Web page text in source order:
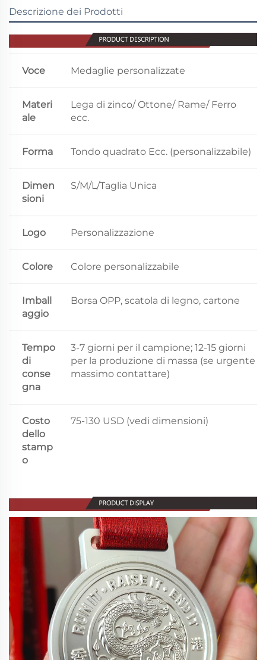
Descrizione dei Prodotti
Voce Medaglie personalizzate
Materi
ale
Lega di zinco/ Ottone/ Rame/ Ferro
ecc.
Forma Tondo quadrato Ecc. (personalizzabile)
Dimen
sioni
S/M/L/Taglia Unica
Logo Personalizzazione
Colore Colore personalizzabile
Imball
aggio
Borsa OPP, scatola di legno, cartone
Tempo
di
conse
gna
3-7 giorni per il campione; 12-15 giorni
per la produzione di massa (se urgente
massimo contattare)
Costo
dello
stamp
o
75-130 USD (vedi dimensioni)